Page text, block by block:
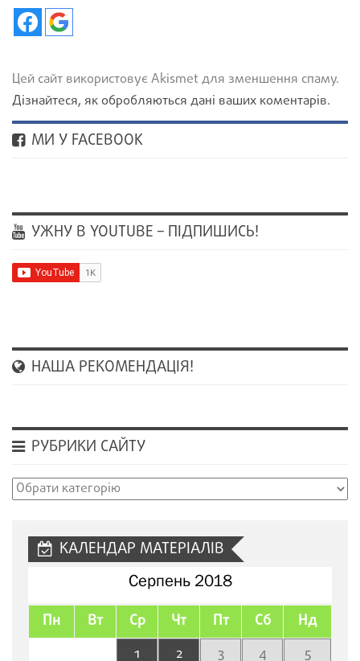
Цей сайт використовує Akismet для зменшення спаму.
Дізнайтеся, як обробляються дані ваших коментарів.
МИ У FACEBOOK
УЖНУ В YOUTUBE – ПІДПИШИСЬ!
НАША РЕКОМЕНДАЦІЯ!
РУБРИКИ САЙТУ
Рубрики
КАЛЕНДАР МАТЕРІАЛІВ
Серпень 2018
Пн Вт Ср Чт Пт Сб Нд
1 2 3 4 5